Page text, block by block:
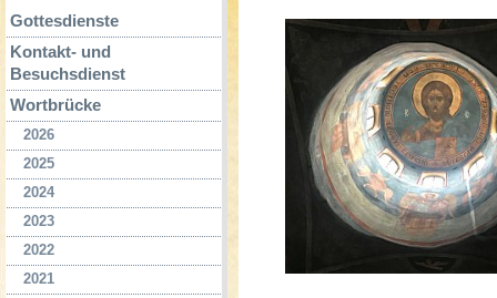
Gottesdienste
Kontakt- und
Besuchsdienst
Wortbrücke
2026
2025
2024
2023
2022
2021